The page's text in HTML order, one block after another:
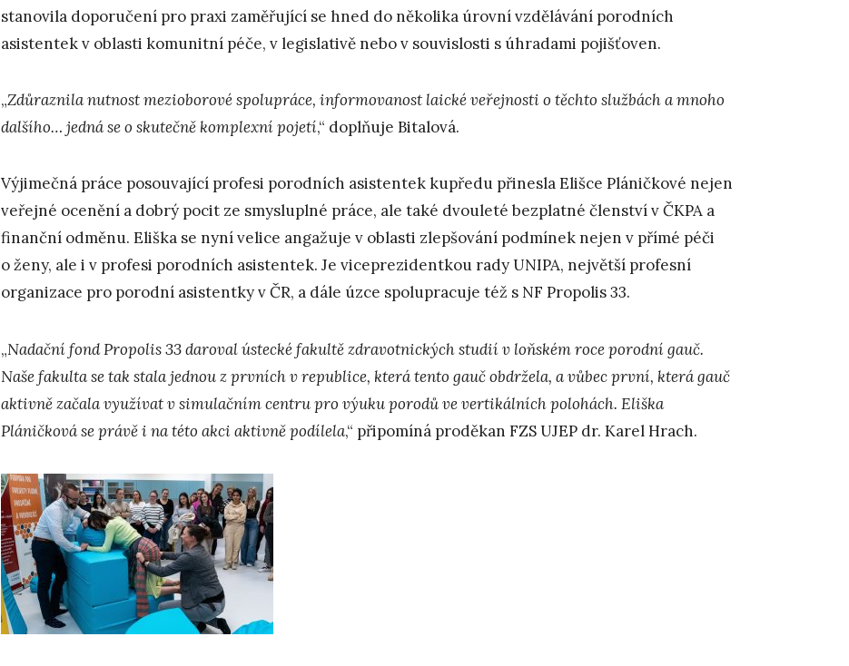
stanovila doporučení pro praxi zaměřující se hned do několika úrovní vzdělávání porodních
asistentek v oblasti komunitní péče, v legislativě nebo v souvislosti s úhradami pojišťoven.
„Zdůraznila nutnost mezioborové spolupráce, informovanost laické veřejnosti o těchto službách a mnoho
dalšího… jedná se o skutečně komplexní pojetí,“ doplňuje Bitalová.
Výjimečná práce posouvající profesi porodních asistentek kupředu přinesla Elišce Pláničkové nejen
veřejné ocenění a dobrý pocit ze smysluplné práce, ale také dvouleté bezplatné členství v ČKPA a
finanční odměnu. Eliška se nyní velice angažuje v oblasti zlepšování podmínek nejen v přímé péči
o ženy, ale i v profesi porodních asistentek. Je viceprezidentkou rady UNIPA, největší profesní
organizace pro porodní asistentky v ČR, a dále úzce spolupracuje též s NF Propolis 33.
„Nadační fond Propolis 33 daroval ústecké fakultě zdravotnických studií v loňském roce porodní gauč.
Naše fakulta se tak stala jednou z prvních v republice, která tento gauč obdržela, a vůbec první, která gauč
aktivně začala využívat v simulačním centru pro výuku porodů ve vertikálních polohách. Eliška
Pláničková se právě i na této akci aktivně podílela,“ připomíná proděkan FZS UJEP dr. Karel Hrach.